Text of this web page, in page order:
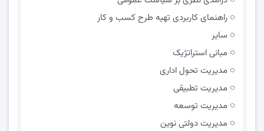
راهنمای کاربردی تهیه طرح کسب و کار
سایر
مبانی استراتژیک
مدیریت تحول اداری
مدیریت تطبیقی
مدیریت توسعه
مدیریت دولتی نوین